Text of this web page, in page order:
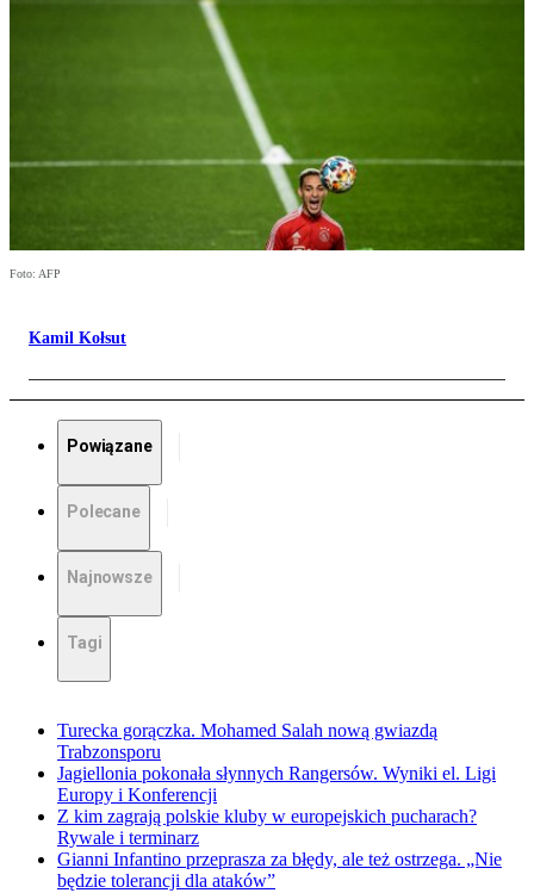
Foto: AFP
Kamil Kołsut
Powiązane
Polecane
Najnowsze
Tagi
Turecka gorączka. Mohamed Salah nową gwiazdą
Trabzonsporu
Jagiellonia pokonała słynnych Rangersów. Wyniki el. Ligi
Europy i Konferencji
Z kim zagrają polskie kluby w europejskich pucharach?
Rywale i terminarz
Gianni Infantino przeprasza za błędy, ale też ostrzega. „Nie
będzie tolerancji dla ataków”